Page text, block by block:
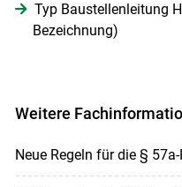
Typ Baustellenleitung
Bezeichnung)
Weitere
Neue Regeln für die §